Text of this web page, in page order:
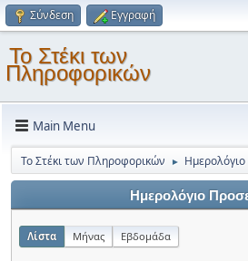
Σύνδεση Εγγραφή
Το Στέκι των
Πληροφορικών
Main Menu
Το Στέκι των Πληροφορικών ► Ημερολόγιο
Ημερολόγιο
Λίστα Μήνας Εβδομάδα